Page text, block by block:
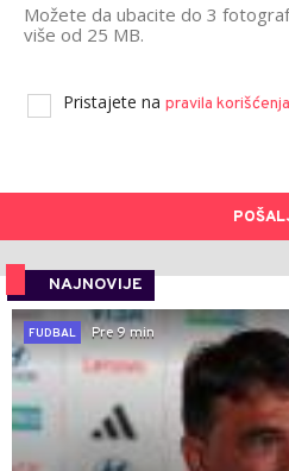
Možete da ubacite do 3
više od 25 MB.
Pristajete na pravila korišćenja
NAJNOVIJE
FUDBAL
Pre 9 min